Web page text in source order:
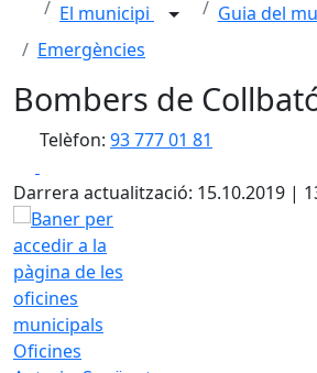
El municipi
Guia del
Emergències
Bombers de
Telèfon: 93 777 01 81
Darrera actualització: 15.10.2019 |
Oficines